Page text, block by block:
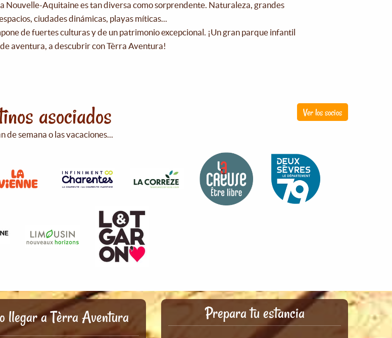
Nouvelle-Aquitaine es tan diversa como sorprendente. Naturaleza, grandes
ciudades dinámicas, playas míticas...
de fuertes culturas y de un patrimonio excepcional. ¡Un gran parque infantil
de aventura, a descubrir con Tèrra Aventura!
Ver los socios
asociados
de semana o las vacaciones...
llegar a Tèrra Aventura Prepara tu estancia